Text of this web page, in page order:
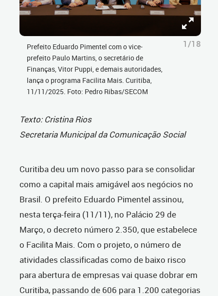
Prefeito Eduardo Pimentel com o vice-
prefeito Paulo Martins, o secretário de
Finanças, Vitor Puppi, e demais autoridades,
lança o programa Facilita Mais. Curitiba,
11/11/2025. Foto: Pedro Ribas/SECOM
1/18
Texto: Cristina Rios
Secretaria Municipal da Comunicação Social
Curitiba deu um novo passo para se consolidar
como a capital mais amigável aos negócios no
Brasil. O prefeito Eduardo Pimentel assinou,
nesta terça-feira (11/11), no Palácio 29 de
Março, o decreto número 2.350, que estabelece
o Facilita Mais. Com o projeto, o número de
atividades classificadas como de baixo risco
para abertura de empresas vai quase dobrar em
Curitiba, passando de 606 para 1.200 categorias